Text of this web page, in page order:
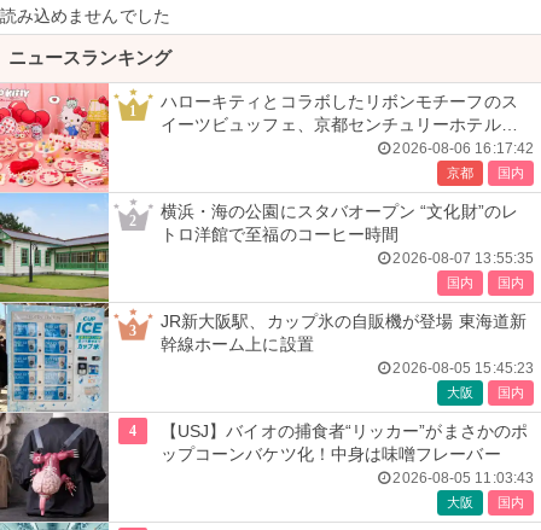
読み込めませんでした
ニュースランキング
1
ハローキティとコラボしたリボンモチーフのス
イーツビュッフェ、京都センチュリーホテルで
2026-08-06 16:17:42
京都 国内
2
横浜・海の公園にスタバオープン “文化財”のレ
トロ洋館で至福のコーヒー時間
2026-08-07 13:55:35
国内 国内
3
JR新大阪駅、カップ氷の自販機が登場 東海道新
幹線ホーム上に設置
2026-08-05 15:45:23
大阪 国内
4
【USJ】バイオの捕食者“リッカー”がまさかのポ
ップコーンバケツ化！中身は味噌フレーバー
2026-08-05 11:03:43
大阪 国内